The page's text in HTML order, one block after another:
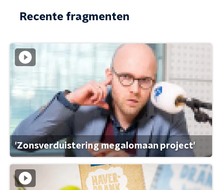
Recente fragmenten
'Zonsverduistering megalomaan project'